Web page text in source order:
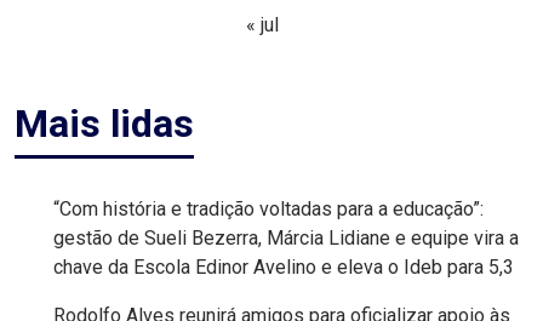
EMANCIPAÇÃO
MACAU
EMANCIPAÇÃO
« jul
Mais lidas
“Com história e tradição voltadas para a educação”:
gestão de Sueli Bezerra, Márcia Lidiane e equipe vira a
chave da Escola Edinor Avelino e eleva o Ideb para 5,3
Rodolfo Alves reunirá amigos para oficializar apoio às